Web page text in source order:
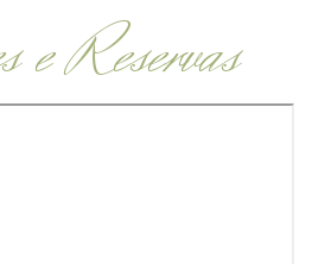
e Reservas